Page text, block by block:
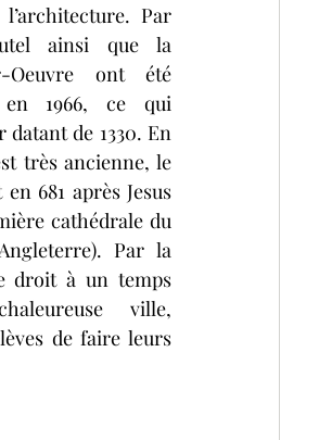
Par
ainsi que la
Oeuvre ont été
en 1966, ce qui
de 1330. En
très ancienne, le
681 après Jesus
cathédrale du
Par la
droit à un temps
ville,
de faire leurs